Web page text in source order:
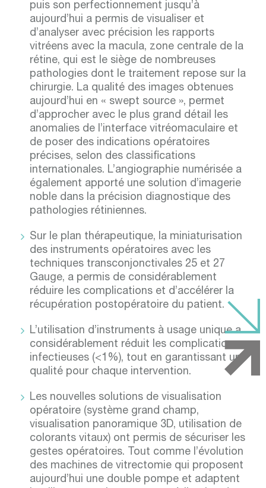
puis son perfectionnement jusqu’à
aujourd’hui a permis de visualiser et
d’analyser avec précision les rapports
vitréens avec la macula, zone centrale de la
rétine, qui est le siège de nombreuses
pathologies dont le traitement repose sur la
chirurgie. La qualité des images obtenues
aujourd’hui en « swept source », permet
d’approcher avec le plus grand détail les
anomalies de l’interface vitréomaculaire et
de poser des indications opératoires
précises, selon des classifications
internationales. L’angiographie numérisée a
également apporté une solution d’imagerie
noble dans la précision diagnostique des
pathologies rétiniennes.
Sur le plan thérapeutique, la miniaturisation
des instruments opératoires avec les
techniques transconjonctivales 25 et 27
Gauge, a permis de considérablement
réduire les complications et d’accélérer la
récupération postopératoire du patient.
L’utilisation d’instruments à usage unique a
considérablement réduit les complications
infectieuses (<1%), tout en garantissant une
qualité pour chaque intervention.
Les nouvelles solutions de visualisation
opératoire (système grand champ,
visualisation panoramique 3D, utilisation de
colorants vitaux) ont permis de sécuriser les
gestes opératoires. Tout comme l’évolution
des machines de vitrectomie qui proposent
aujourd’hui une double pompe et adaptent